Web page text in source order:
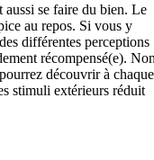
aussi se faire du bien. Le
au repos. Si vous y
différentes perceptions
récompensé(e).
découvrir à chaque
stimuli extérieurs réduit